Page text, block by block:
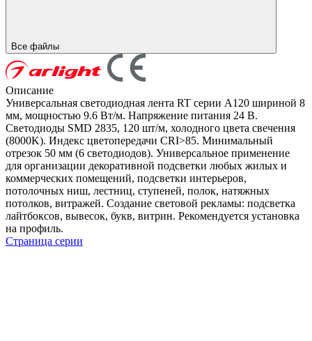
Все файлы
Описание
Универсальная светодиодная лента RT серии A120 шириной 8
мм, мощностью 9.6 Вт/м. Напряжение питания 24 В.
Светодиоды SMD 2835, 120 шт/м, холодного цвета свечения
(8000K). Индекс цветопередачи CRI>85. Минимальный
отрезок 50 мм (6 светодиодов). Универсальное применение
для организации декоративной подсветки любых жилых и
коммерческих помещений, подсветки интерьеров,
потолочных ниш, лестниц, ступеней, полок, натяжных
потолков, витражей. Создание световой рекламы: подсветка
лайтбоксов, вывесок, букв, витрин. Рекомендуется установка
на профиль.
Страница серии